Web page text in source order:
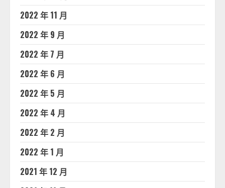
2022 年 11 月
2022 年 9 月
2022 年 7 月
2022 年 6 月
2022 年 5 月
2022 年 4 月
2022 年 2 月
2022 年 1 月
2021 年 12 月